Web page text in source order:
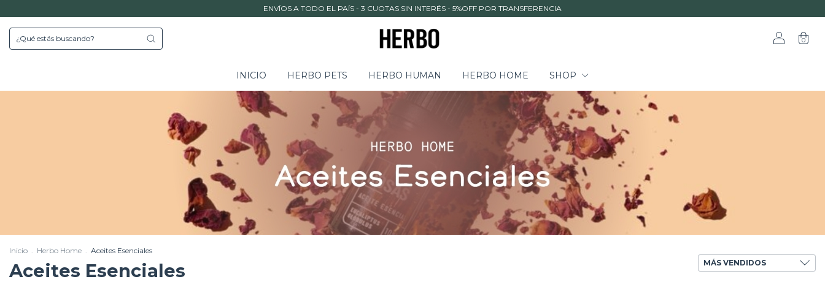
ENVÍOS A TODO EL PAÍS - 3 CUOTAS SIN INTERÉS - 5%OFF POR TRANSFERENCIA
0
INICIO HERBO PETS HERBO HUMAN HERBO HOME SHOP
Inicio . Herbo Home . Aceites Esenciales
Aceites Esenciales